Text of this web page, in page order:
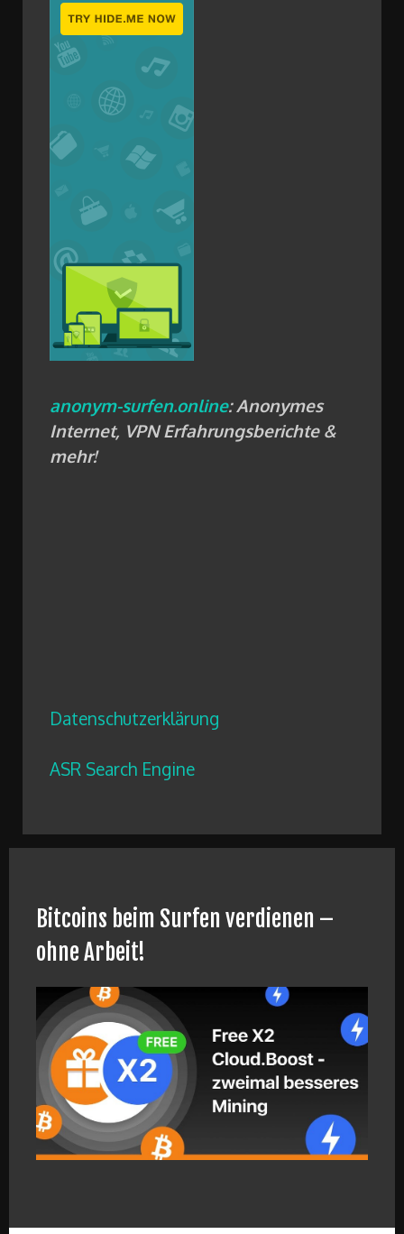
anonym-surfen.online: Anonymes
Internet, VPN Erfahrungsberichte &
mehr!
Datenschutzerklärung
ASR Search Engine
Bitcoins beim Surfen verdienen –
ohne Arbeit!